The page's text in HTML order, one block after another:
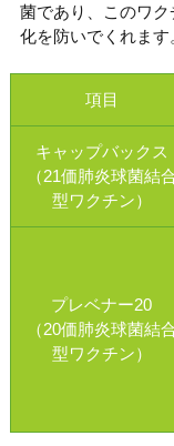
菌であり、このワ
化を防いでくれます
項目
キャップバックス
（21価肺炎球菌結
型ワクチン）
プレベナー20
（20価肺炎球菌結
型ワクチン）